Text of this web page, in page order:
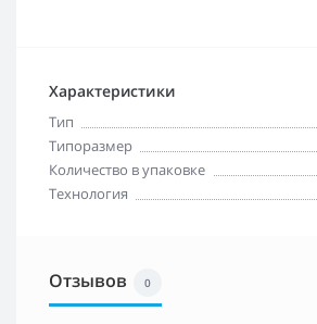
Характеристики
Тип
Типоразмер
Количество в упаковке
Технология
Отзывов 0